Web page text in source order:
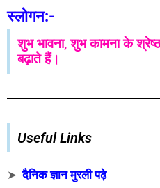
स्लोगन:-
शुभ भावना, शुभ कामना के
बढ़ाते हैं।
Useful Links
➤ दैनिक ज्ञान मुरली पढ़े